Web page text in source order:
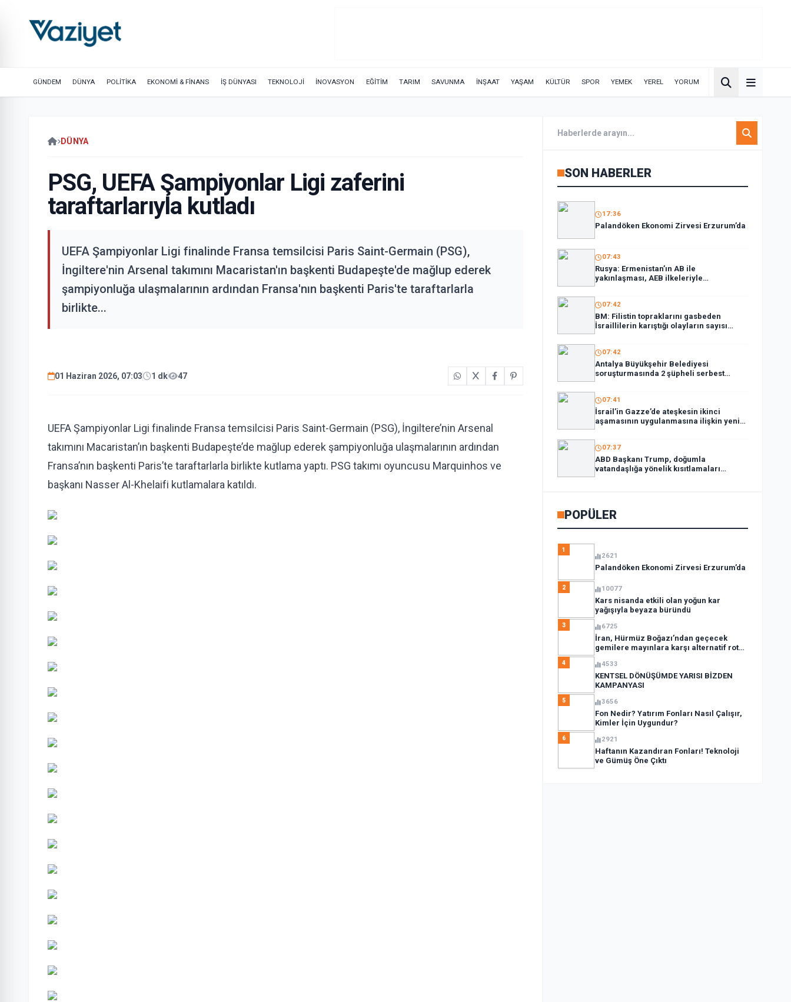
GÜNDEM DÜNYA POLİTİKA EKONOMİ & FİNANS İŞ DÜNYASI TEKNOLOJİ İNOVASYON EĞİTİM TARIM SAVUNMA İNŞAAT YAŞAM KÜLTÜR SPOR YEMEK YEREL YORUM
DÜNYA
PSG, UEFA Şampiyonlar Ligi zaferini
taraftarlarıyla kutladı
UEFA Şampiyonlar Ligi finalinde Fransa temsilcisi Paris Saint-Germain (PSG),
İngiltere'nin Arsenal takımını Macaristan'ın başkenti Budapeşte'de mağlup ederek
şampiyonluğa ulaşmalarının ardından Fransa'nın başkenti Paris'te taraftarlarla
birlikte...
01 Haziran 2026, 07:03 1 dk 47
UEFA Şampiyonlar Ligi finalinde Fransa temsilcisi Paris Saint-Germain (PSG), İngiltere’nin Arsenal
takımını Macaristan’ın başkenti Budapeşte’de mağlup ederek şampiyonluğa ulaşmalarının ardından
Fransa’nın başkenti Paris’te taraftarlarla birlikte kutlama yaptı. PSG takımı oyuncusu Marquinhos ve
başkanı Nasser Al-Khelaifi kutlamalara katıldı.
SON HABERLER
17:36
Palandöken Ekonomi Zirvesi Erzurum’da
07:43
Rusya: Ermenistan’ın AB ile
yakınlaşması, AEB ilkeleriyle
bağdaşmıyor
07:42
BM: Filistin topraklarını gasbeden
İsraillilerin karıştığı olayların sayısı
1380’i aştı
07:42
Antalya Büyükşehir Belediyesi
soruşturmasında 2 şüpheli serbest
bırakıldı
07:41
İsrail’in Gazze’de ateşkesin ikinci
aşamasının uygulanmasına ilişkin yeni
yol haritasını reddettiği bildirildi
07:37
ABD Başkanı Trump, doğumla
vatandaşlığa yönelik kısıtlamaları
genişleten kararnameler imzaladı
POPÜLER
1
2621
Palandöken Ekonomi Zirvesi Erzurum’da
2 10077
Kars nisanda etkili olan yoğun kar
yağışıyla beyaza büründü
3 6725
İran, Hürmüz Boğazı’ndan geçecek
gemilere mayınlara karşı alternatif rota
4 4533
KENTSEL DÖNÜŞÜMDE YARISI BİZDEN
KAMPANYASI
5 3656
Fon Nedir? Yatırım Fonları Nasıl Çalışır,
Kimler İçin Uygundur?
6 2921
Haftanın Kazandıran Fonları! Teknoloji
ve Gümüş Öne Çıktı